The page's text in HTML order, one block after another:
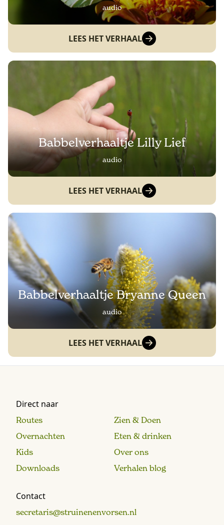
audio
LEES HET VERHAAL
Babbelverhaaltje Lilly Lief
audio
LEES HET VERHAAL
Babbelverhaaltje Bryanne Queen
audio
LEES HET VERHAAL
Direct naar
Routes
Zien & Doen
Overnachten
Eten & drinken
Kids
Over ons
Downloads
Verhalen blog
Contact
secretaris@struinenenvorsen.nl